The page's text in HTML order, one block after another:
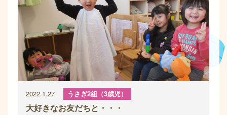
2022.1.27 うさぎ2組（3歳児）
大好きなお友だちと・・・